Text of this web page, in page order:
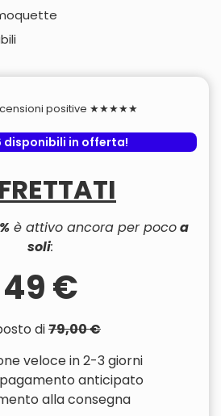
positive ★★★★★
disponibili in offerta!
è attivo ancora per pocoa
soli:
49 €
di79,00 €
veloce in 2-3 giorni
anticipato
alla consegna